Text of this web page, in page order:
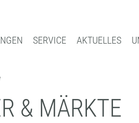
BUCHSCHUTZFOLIEN
REPARATURBÄNDER
SERVICE AKTUELLES
& MÄRKTE